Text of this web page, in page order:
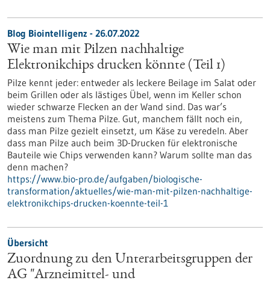
Blog Biointelligenz - 26.07.2022
Wie man mit Pilzen nachhaltige
Elektronikchips drucken könnte (Teil 1)
Pilze kennt jeder: entweder als leckere Beilage im Salat oder
beim Grillen oder als lästiges Übel, wenn im Keller schon
wieder schwarze Flecken an der Wand sind. Das war’s
meistens zum Thema Pilze. Gut, manchem fällt noch ein,
dass man Pilze gezielt einsetzt, um Käse zu veredeln. Aber
dass man Pilze auch beim 3D-Drucken für elektronische
Bauteile wie Chips verwenden kann? Warum sollte man das
denn machen?
https://www.bio-pro.de/aufgaben/biologische-
transformation/aktuelles/wie-man-mit-pilzen-nachhaltige-
elektronikchips-drucken-koennte-teil-1
Übersicht
Zuordnung zu den Unterarbeitsgruppen der
AG "Arzneimittel- und